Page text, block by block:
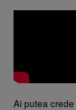
Ai putea